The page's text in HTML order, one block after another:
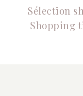
Sélection
Shopping